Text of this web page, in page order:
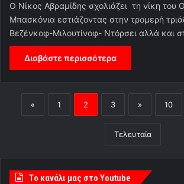
Ο Νίκος Αβραμίδης σχολιάζει τη νίκη του
Μπασκόνια εστιάζοντας στην τρομερή
Βεζένκοφ-Μιλουτίνοφ- Ντόρσει αλλά και
Διαβάστε περισσότερα
« 1 2 3 » 10
Τελευταία
Tο κανάλι μας στο Youtube